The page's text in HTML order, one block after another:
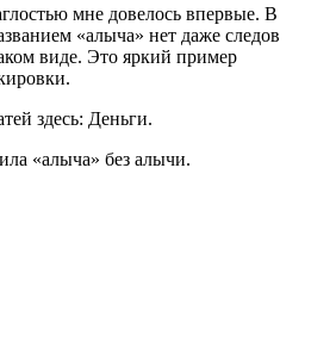
мне довелось впервые. В
«алыча» нет даже следов
виде. Это яркий пример
здесь: Деньги.
«алыча» без алычи.